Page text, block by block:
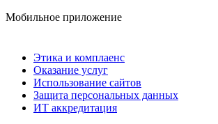
Мобильное приложение
Этика и комплаенс
Оказание услуг
Использование сайтов
Защита персональных данных
ИТ аккредитация